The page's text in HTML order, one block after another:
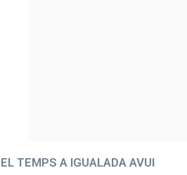
EL TEMPS A IGUALADA AVUI